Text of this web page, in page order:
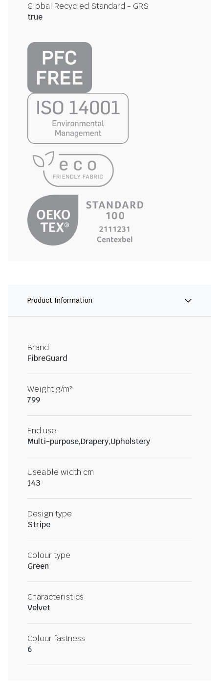
Global Recycled Standard - GRS
true
Product Information
Brand
FibreGuard
Weight g/m²
799
End use
Multi-purpose,Drapery,Upholstery
Useable width cm
143
Design type
Stripe
Colour type
Green
Characteristics
Velvet
Colour fastness
6